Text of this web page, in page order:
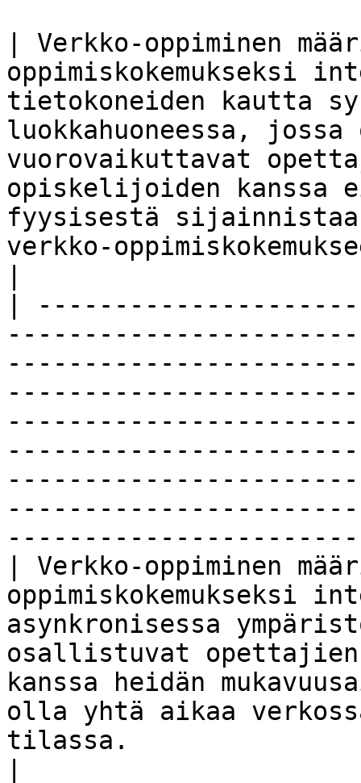
| Verkko-oppiminen
oppimiskokemukseksi
tietokoneiden kautta
luokkahuoneessa,
vuorovaikuttavat
opiskelijoiden kanssa
fyysisestä
verkko-
|
| Verkko-oppiminen
oppimiskokemukseksi
asynkronisessa
osallistuvat
kanssa heidän
olla yhtä aikaa
tilassa.